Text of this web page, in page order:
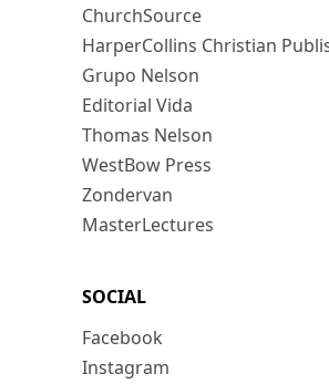
ChurchSource
HarperCollins Christian
Grupo Nelson
Editorial Vida
Thomas Nelson
WestBow Press
Zondervan
MasterLectures
SOCIAL
Facebook
Instagram